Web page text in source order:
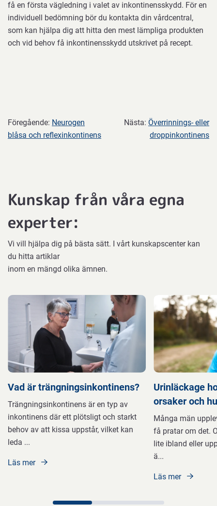
få en första vägledning i valet av inkontinensskydd. För en
individuell bedömning bör du kontakta din vårdcentral,
som kan hjälpa dig att hitta den mest lämpliga produkten
och vid behov få inkontinensskydd utskrivet på recept.
upplever
smärta
vid
urinvägsinfektioner
på
andra
eller
mer
allvarliga
underliggande
tillstånd
kräver
utredning.
och
Läs
mer
på
1177.
Stöd
Föregående: Neurogen
blåsa och reflexinkontinens
Nästa: Överrinnings- eller
droppinkontinens
Kunskap från våra egna
experter:
Vi vill hjälpa dig på bästa sätt. I vårt kunskapscenter kan
du hitta artiklar
inom en mängd olika ämnen.
Vad är trängningsinkontinens?
Trängningsinkontinens är en typ av
inkontinens där ett plötsligt och starkt
behov av att kissa uppstår, vilket kan
leda ...
Läs mer
Urinläckage
orsaker och
Många män
få pratar om det.
lite ibland eller
ä...
Läs mer